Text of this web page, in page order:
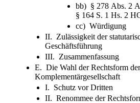
bb) § 278 Abs. 2
§ 164 S. 1 Hs. 2
cc) Würdigung
II. Zulässigkeit der
Geschäftsführung
III. Zusammenfassung
E. Die Wahl der Rechtsform der
Komplementärgesellschaft
I. Schutz vor Dritten
II. Renommee der